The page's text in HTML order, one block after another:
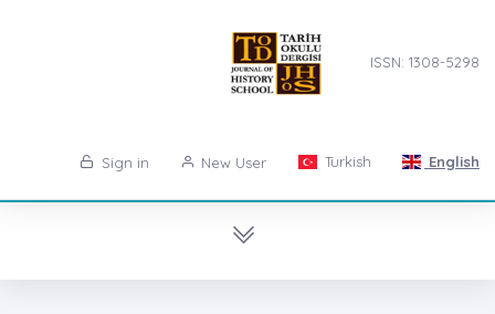
ISSN: 1308-5298
Sign in New User Turkish English